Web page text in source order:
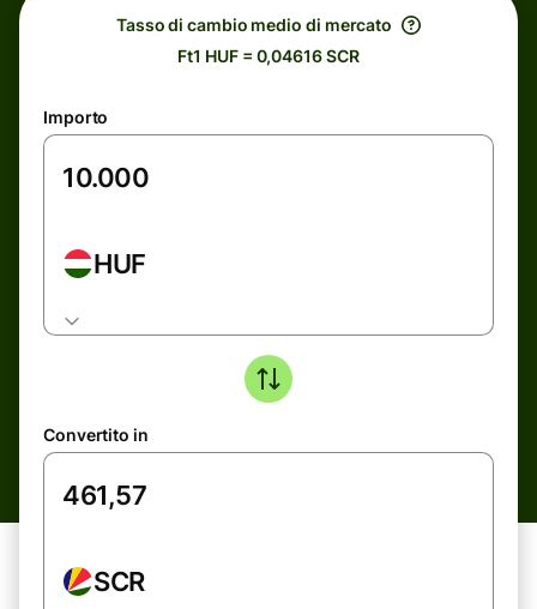
Tasso di cambio medio di mercato
Ft1 HUF = 0,04616 SCR
Importo
HUF
Convertito in
SCR